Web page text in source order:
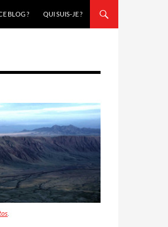
BLOG ? QUI SUIS-JE ?
.